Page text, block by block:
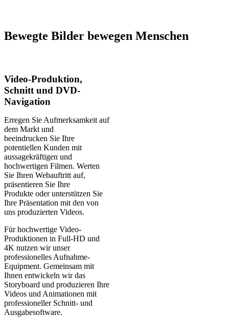
Bewegte Bilder bewegen Menschen
Video-Produktion,
Schnitt und DVD-
Navigation
Erregen Sie Aufmerksamkeit auf
dem Markt und
beeindrucken Sie Ihre
potentiellen Kunden mit
aussagekräftigen und
hochwertigen Filmen. Werten
Sie Ihren Webauftritt auf,
präsentieren Sie Ihre
Produkte oder unterstützen Sie
Ihre Präsentation mit den von
uns produzierten Videos.
Für hochwertige Video-
Produktionen in Full-HD und
4K nutzen wir unser
professionelles Aufnahme-
Equipment. Gemeinsam mit
Ihnen entwickeln wir das
Storyboard und produzieren Ihre
Videos und Animationen mit
professioneller Schnitt- und
Ausgabesoftware.